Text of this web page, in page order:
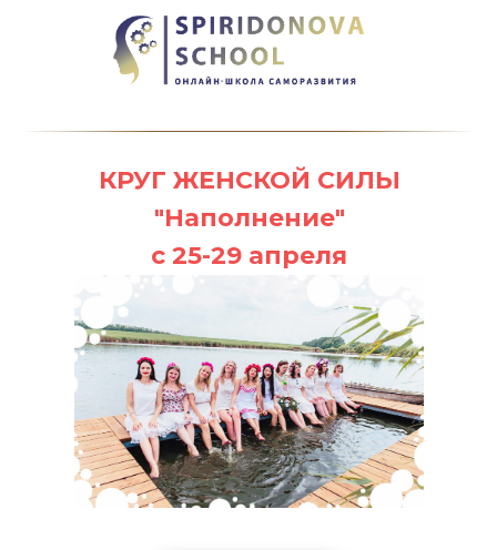
КРУГ ЖЕНСКОЙ СИЛЫ
"Наполнение"
с 25-29 апреля